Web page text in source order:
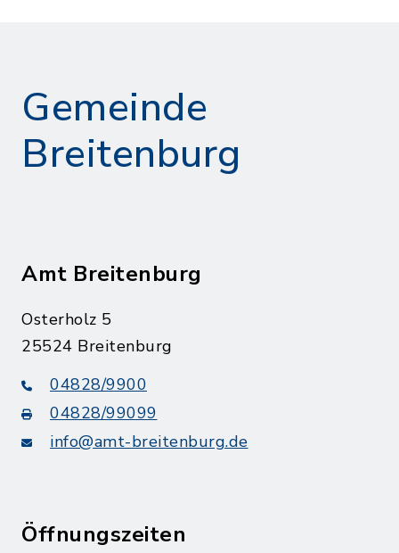
Gemeinde
Breitenburg
Amt Breitenburg
Osterholz 5
25524 Breitenburg
04828/9900
04828/99099
info@amt-breitenburg.de
Öffnungszeiten